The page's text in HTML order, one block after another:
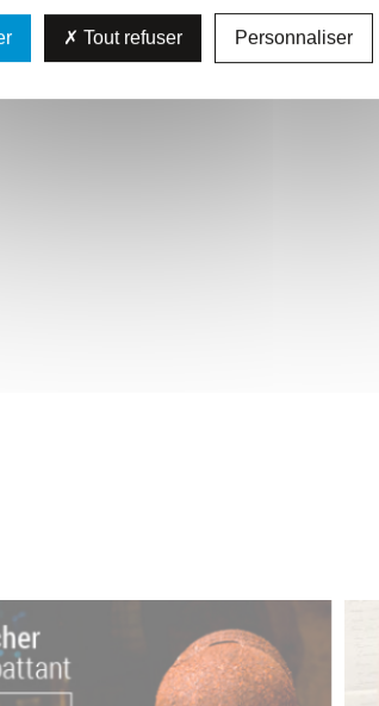
Tout refuser Personnaliser